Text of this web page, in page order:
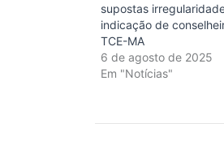
supostas
indicação de
TCE-MA
6 de agosto de 2025
Em "Notícias"